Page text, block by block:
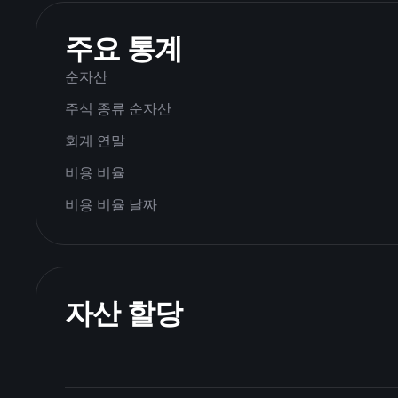
주요 통계
순자산
주식 종류 순자산
회계 연말
비용 비율
비용 비율 날짜
자산 할당